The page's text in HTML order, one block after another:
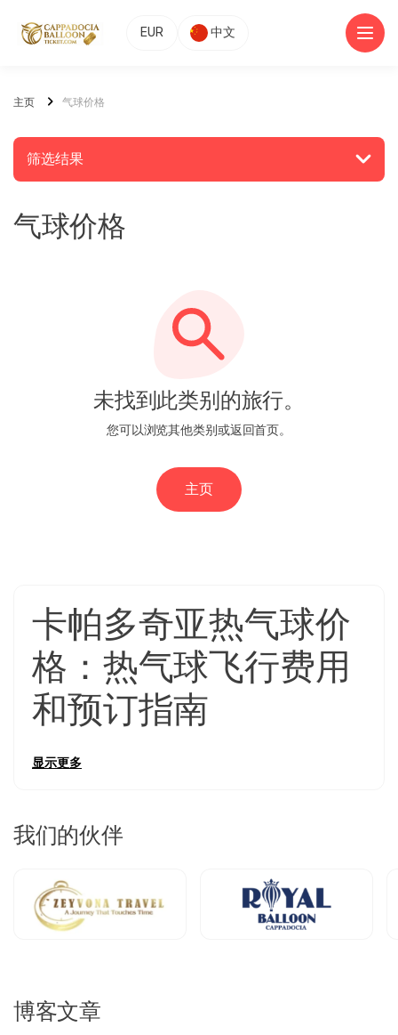
EUR 中文
主页 气球价格
筛选结果
搜索地点或活动
发现
3470 EUR +
气球价格
未找到此类别的旅行。
您可以浏览其他类别或返回首页。
主页
卡帕多奇亚热气球价
格：热气球飞行费用
和预订指南
的服务而有很大差异。了解
卡帕多奇亚标准热气球飞行价格
月)€100-140。这些**
每个吊篮可容纳20-28
名乘客，包括酒店接送、简单早餐、60分钟飞行、飞行证书
和保险。标准价格提供真实的空中体验，非常适合寻求实惠的
卡帕多奇亚热气球旅游费用**的预算意识强的旅行者。
越的摄影条件。在比较
显示更多
我们的伙伴
博客文章